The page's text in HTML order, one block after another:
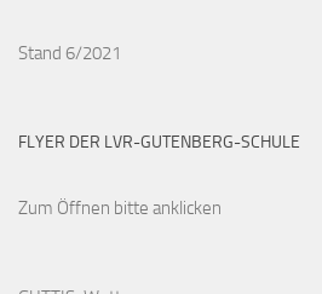
Stand 6/2021
FLYER DER LVR-GUTENBERG-SCHULE
Zum Öffnen bitte anklicken